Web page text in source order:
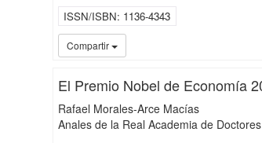
ISSN/ISBN 1136-4343
Compartir
El Premio Nobel de Economía
Rafael Morales-Arce Macías
Anales de la Real Academia de Doctores